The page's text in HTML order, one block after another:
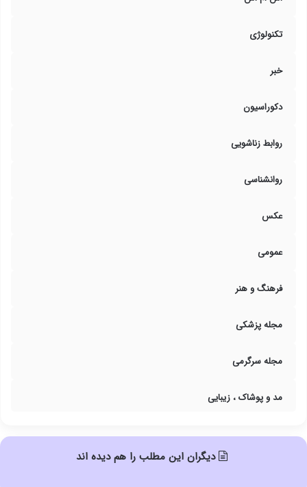
تکنولوژی
خبر
دکوراسیون
روابط زناشویی
روانشناسی
عکس
عمومی
فرهنگ و هنر
مجله پزشکی
مجله سرگرمی
مد و پوشاک ، زیبایی
دیگران این مطلب را هم دیده اند